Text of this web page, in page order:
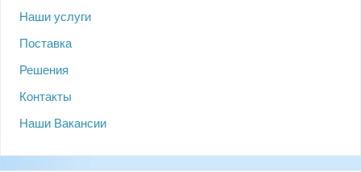
Наши услуги
Поставка
Решения
Контакты
Наши Вакансии